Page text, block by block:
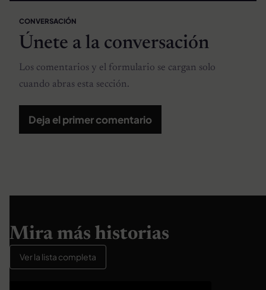
CONVERSACIÓN
Únete a la conversación
Los comentarios y el formulario se cargan solo
cuando abras esta sección.
Deja el primer comentario
Mira más historias
Ver la lista completa